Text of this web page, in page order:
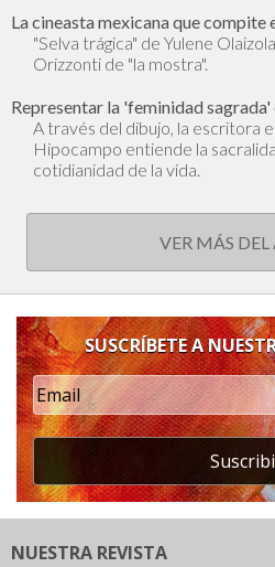
La cineasta mexicana que compite
"Selva trágica" de Yulene
Orizzonti de "la mostra".
Representar la 'feminidad
A través del dibujo, la escritora
Hipocampo entiende la
cotidianidad de la vida.
VER MÁS
SUSCRÍBETE A
NUESTRA REVISTA